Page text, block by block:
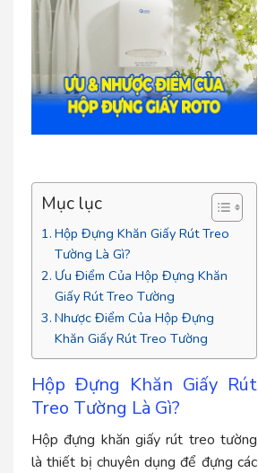
Mục lục
Hộp Đựng Khăn Giấy Rút Treo
Tường Là Gì?
Ưu Điểm Của Hộp Đựng Khăn
Giấy Rút Treo Tường
Nhược Điểm Của Hộp Đựng
Khăn Giấy Rút Treo Tường
Hộp Đựng Khăn Giấy Rút
Treo Tường Là Gì?
Hộp đựng khăn giấy rút treo tường
là thiết bị chuyên dụng để đựng các